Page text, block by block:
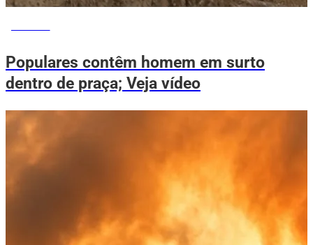
Populares contêm homem em surto
dentro de praça; Veja vídeo